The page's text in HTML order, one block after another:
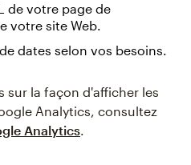
de votre page de
votre site Web.
dates selon vos besoins.
sur la façon d'afficher les
Analytics, consultez
Analytics.